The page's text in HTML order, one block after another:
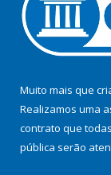
Muito mais que
Realizamos uma
contrato que
pública serão